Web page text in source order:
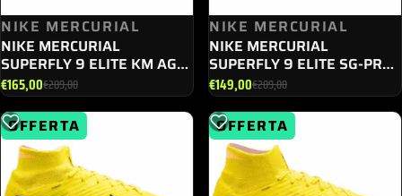
NIKE MERCURIAL
NIKE MERCURIAL
SUPERFLY 9 ELITE KM AG
DZ3331 - 400
€289,00
Il
prezzo
originale
era:
€289,00.
€165,00Il
prezzo
attuale
è:
€165,00.
NIKE MERCURIAL
NIKE MERCURIAL
SUPERFLY 9 ELITE SG-PRO
AC DJ5166 - 040
€289,00
Il
prezzo
originale
era:
€289,00.
€149,00Il
prezzo
attuale
è:
€149,00.
OFFERTA OFFERTA